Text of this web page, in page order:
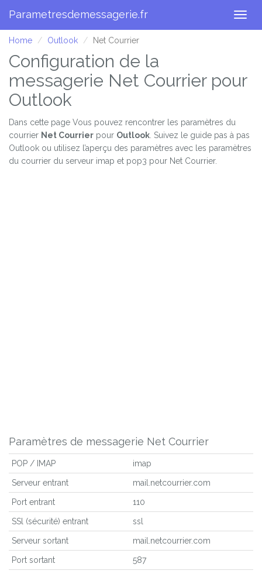
Parametresdemessagerie.fr
Home Outlook Net Courrier
Configuration de la
messagerie Net Courrier pour
Outlook
Dans cette page Vous pouvez rencontrer les paramètres du
courrier Net Courrier pour Outlook . Suivez le guide pas à pas
Outlook ou utilisez l’aperçu des paramètres avec les paramètres
du courrier du serveur imap et pop3 pour Net Courrier.
Paramètres de messagerie Net Courrier
POP / IMAP imap
Serveur entrant mail.netcourrier.com
Port entrant 110
SSl (sécurité) entrant ssl
Serveur sortant mail.netcourrier.com
Port sortant 587